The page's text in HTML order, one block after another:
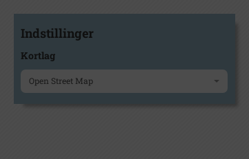
Indstillinger
Kortlag
Open Street Map